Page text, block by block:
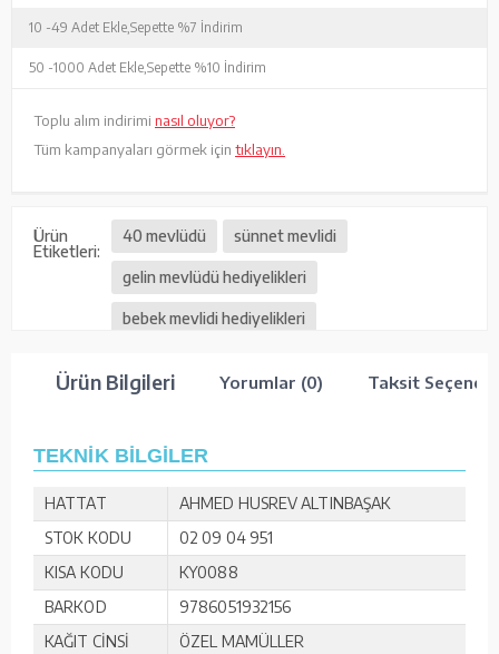
10 -49 Adet Ekle, Sepette %7 İndirim
50 -1000 Adet Ekle, Sepette %10 İndirim
Toplu alım indirimi nasıl oluyor?
Tüm kampanyaları görmek için tıklayın.
Ürün
Etiketleri:
40 mevlüdü sünnet mevlidi
gelin mevlüdü hediyelikleri
bebek mevlidi hediyelikleri
Ürün Bilgileri Yorumlar (0) Taksit
TEKNİK BİLGİLER
HATTAT
AHMED HUSREV ALTINBAŞAK
STOK KODU
02 09 04 951
KISA KODU
KY0088
BARKOD
9786051932156
KAĞIT CİNSİ
ÖZEL MAMÜLLER